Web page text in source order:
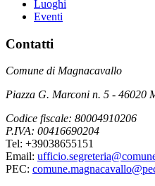
Luoghi
Eventi
Contatti
Comune di Magnacavallo
Piazza G. Marconi n. 5 - 46020
Codice fiscale: 80004910206
P.IVA: 00416690204
Tel: +39038655151
Email:
PEC: